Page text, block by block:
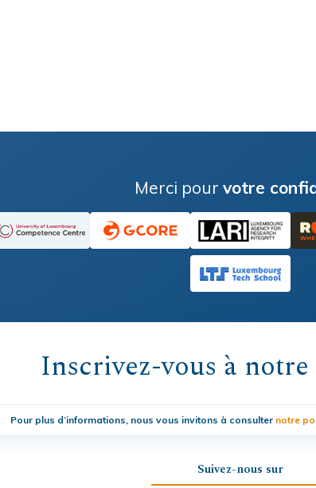
Merci pour votre
Inscrivez-vous à
Pour plus d’informations, nous vous invitons à consulter notre
Suivez-nous sur